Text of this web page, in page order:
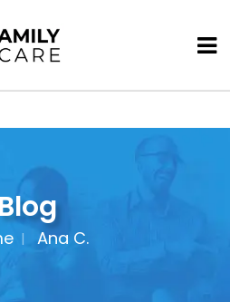
Blog
Ana C.